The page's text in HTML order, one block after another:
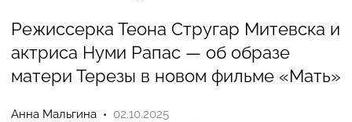
Режиссерка Теона Стругар Митевска и
актриса Нуми Рапас — об образе
матери Терезы в новом фильме «Мать»
Анна Мальгина
02.10.2025